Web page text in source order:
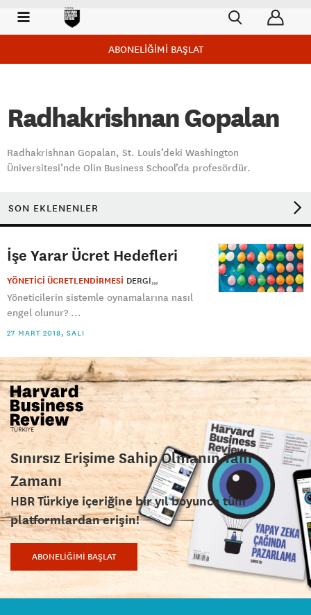
ABONELİĞİMİ BAŞLAT
Radhakrishnan Gopalan
Radhakrishnan Gopalan, St. Louis’deki Washington
Üniversitesi’nde Olin Business School’da profesördür.
SON EKLENENLER
İşe Yarar Ücret Hedefleri
YÖNETİCİ ÜCRETLENDİRMESİ DERGI
Yöneticilerin sistemle oynamalarına nasıl
engel olunur? ...
27 MART 2018, SALI
Sınırsız Erişime Sahip Olmanın Tam
Zamanı
HBR Türkiye içeriğine bir yıl boyunca tüm
platformlardan erişin!
ABONELİĞİMİ BAŞLAT